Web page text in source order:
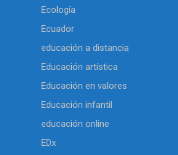
Ecología
Ecuador
educación a distancia
Educación artística
Educación en valores
Educación infantil
educación online
EDx